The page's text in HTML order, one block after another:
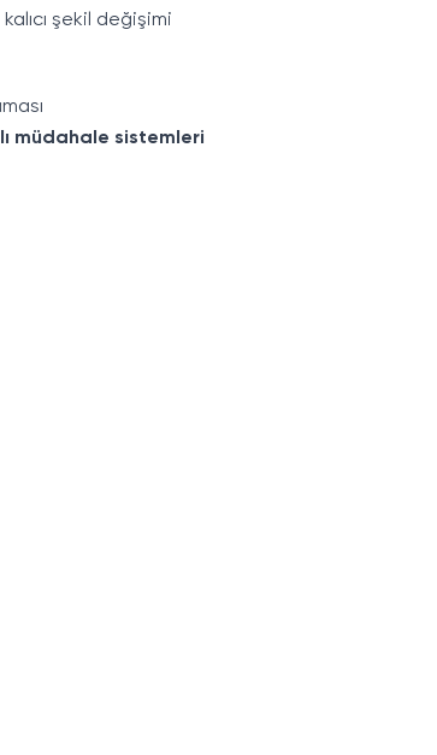
şekil değişimi
müdahale sistemleri